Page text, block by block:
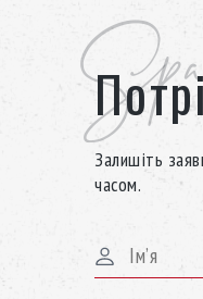
Залишіть
часом.